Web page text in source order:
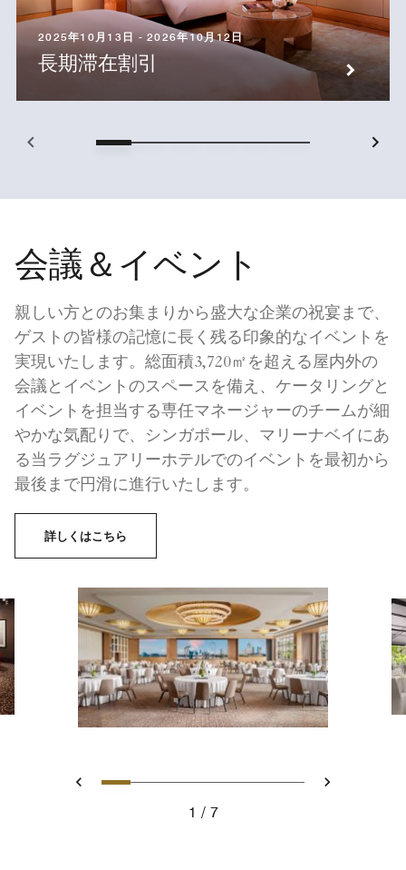
2025年10月13日 - 2026年10月12日
長期滞在割引
会議＆イベント
親しい方とのお集まりから盛大な企業の祝宴まで、
ゲストの皆様の記憶に長く残る印象的なイベントを
実現いたします。総面積3,720㎡を超える屋内外の
会議とイベントのスペースを備え、ケータリングと
イベントを担当する専任マネージャーのチームが細
やかな気配りで、シンガポール、マリーナベイにあ
る当ラグジュアリーホテルでのイベントを最初から
最後まで円滑に進行いたします。
詳しくはこちら
戻るスライド 1 - The Grand
スライド 2 - Weddings at
スライド 3 -
スライド 4 - The
スライド 5 - The
スライド 6 -
スライド 7
次へ
1
7